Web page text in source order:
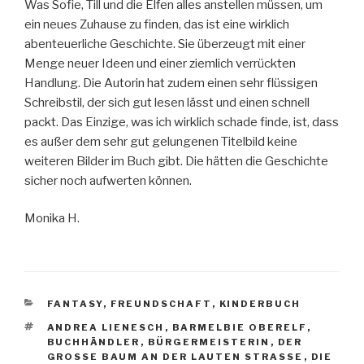
Was Sofie, Till und die Elfen alles anstellen müssen, um
ein neues Zuhause zu finden, das ist eine wirklich
abenteuerliche Geschichte. Sie überzeugt mit einer
Menge neuer Ideen und einer ziemlich verrückten
Handlung. Die Autorin hat zudem einen sehr flüssigen
Schreibstil, der sich gut lesen lässt und einen schnell
packt. Das Einzige, was ich wirklich schade finde, ist, dass
es außer dem sehr gut gelungenen Titelbild keine
weiteren Bilder im Buch gibt. Die hätten die Geschichte
sicher noch aufwerten können.
Monika H.
KATEGORIEN
FANTASY, FREUNDSCHAFT , KINDERBUCH
SCHLAGWÖRTER
ANDREA LIENESCH , BARMELBIE OBERELF ,
BUCHHÄNDLER , BÜRGERMEISTERIN , DER
GROSSE BAUM AN DER LAUTEN STRASSE
, DIE